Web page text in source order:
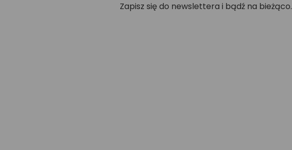
Zapisz się do newslettera i bądź na bieżąco.